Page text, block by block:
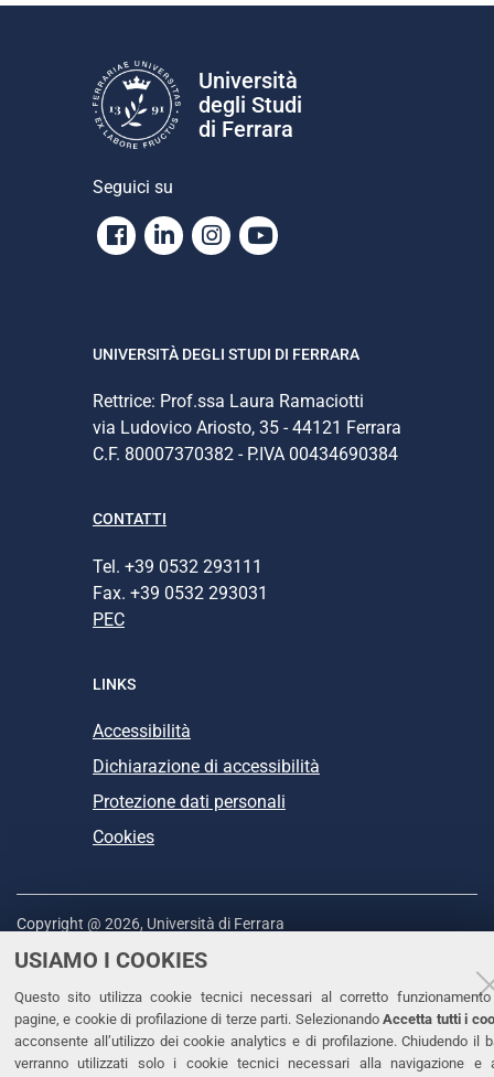
USIAMO I COOKIES
Questo sito utilizza cookie tecnici necessari al corretto
pagine, e cookie di profilazione di terze parti. SelezionandoAccetta tutti i
acconsente all’utilizzo dei cookie analytics e di profilazione. Chiudendo il
verranno utilizzati solo i cookie tecnici necessari alla navigazione e
Università
degli Studi
di Ferrara
Seguici su
Facebook
LinkedinInstagram
Youtube
UNIVERSITÀ DEGLI STUDI DI FERRARA
Rettrice: Prof.ssa Laura Ramaciotti
via Ludovico Ariosto, 35 - 44121 Ferrara
C.F. 80007370382 - P.IVA 00434690384
CONTATTI
Tel. +39 0532 293111
Fax. +39 0532 293031
PEC
LINKS
Accessibilità
Dichiarazione di accessibilità
Protezione dati personali
Cookies
Copyright @ 2026, Università di Ferrara